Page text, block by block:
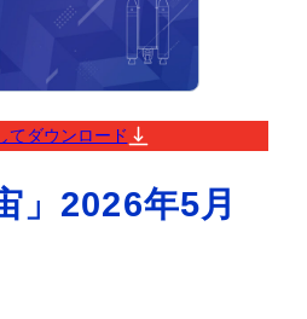
てダウンロード
」2026年5月